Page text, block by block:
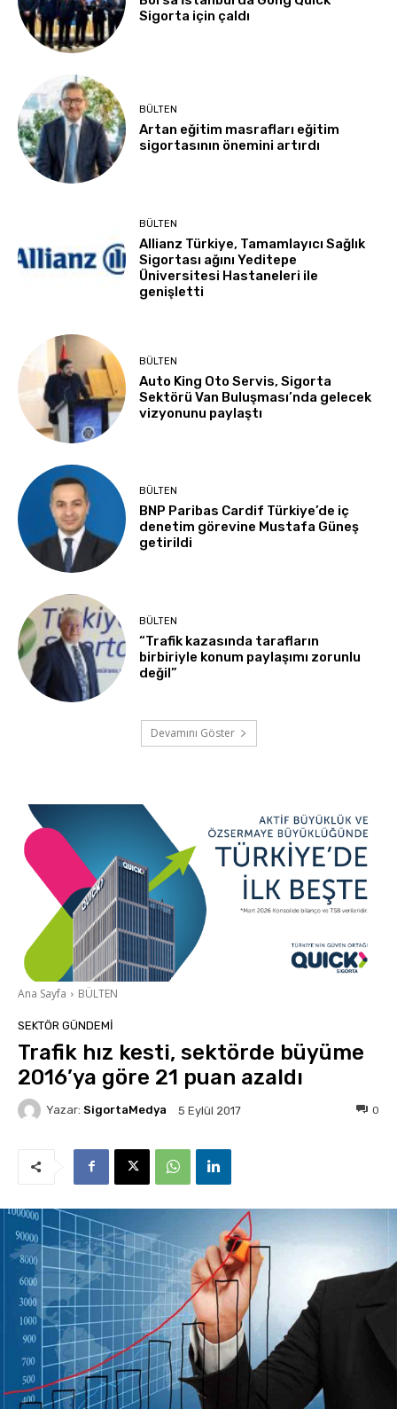
Sigorta için çaldı
BÜLTEN
Artan eğitim masrafları eğitim
sigortasının önemini artırdı
BÜLTEN
Allianz Türkiye, Tamamlayıcı Sağlık
Sigortası ağını Yeditepe
Üniversitesi Hastaneleri ile
genişletti
BÜLTEN
Auto King Oto Servis, Sigorta
Sektörü Van Buluşması’nda gelecek
vizyonunu paylaştı
BÜLTEN
BNP Paribas Cardif Türkiye’de iç
denetim görevine Mustafa Güneş
getirildi
BÜLTEN
“Trafik kazasında tarafların
birbiriyle konum paylaşımı zorunlu
değil”
Devamını Göster